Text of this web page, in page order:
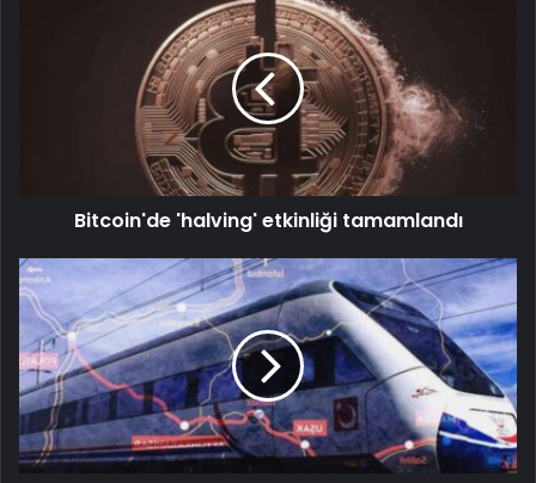
Bitcoin'de 'halving' etkinliği tamamlandı